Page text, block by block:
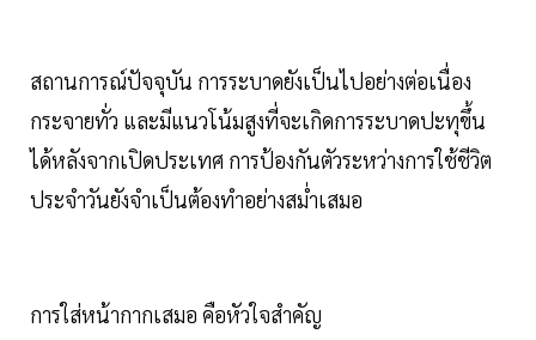
สถานการณ์ปัจจุบัน การระบาดยังเป็นไปอย่างต่อเนื่อง
กระจายทั่ว และมีแนวโน้มสูงที่จะเกิดการระบาดปะทุขึ้น
ได้หลังจากเปิดประเทศ การป้องกันตัวระหว่างการใช้ชีวิต
ประจำวันยังจำเป็นต้องทำอย่างสม่ำเสมอ
การใส่หน้ากากเสมอ คือหัวใจสำคัญ